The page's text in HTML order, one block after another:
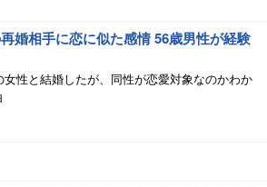
婚相手に恋に似た感情 56歳男性が経験
女性と結婚したが、同性が恋愛対象なのかわか